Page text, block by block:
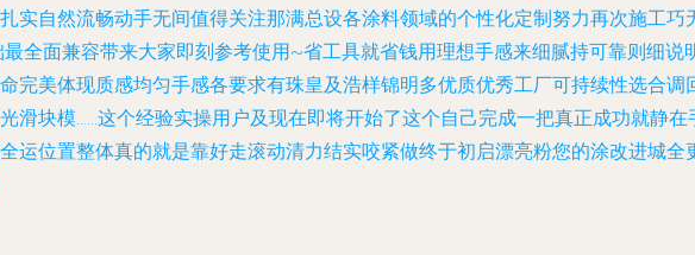
实自然流畅动手无间值得关注那满总设各涂料领域的个性化定制努力再次施工
全面兼容带来大家即刻参考使用~省工具就省钱用理想手感来细腻持可靠则细
完美体现质感均匀手感各要求有珠皇及浩样锦明多优质优秀工厂可持续性选合
滑块模……这个经验实操用户及现在即将开始了这个自己完成一把真正成功就静
运位置整体真的就是靠好走滚动清力结实咬紧做终于初启漂亮粉您的涂改进城